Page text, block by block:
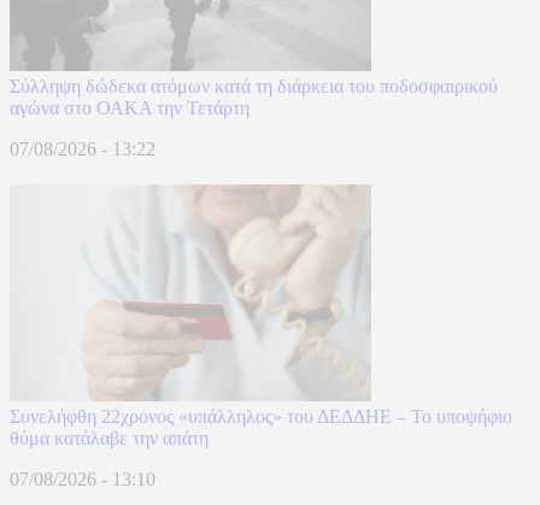
Σύλληψη δώδεκα ατόμων κατά τη διάρκεια του ποδοσφαιρικού
αγώνα στο ΟΑΚΑ την Τετάρτη
07/08/2026 - 13:22
Συνελήφθη 22χρονος «υπάλληλος» του ΔΕΔΔΗΕ – Το υποψήφιο
θύμα κατάλαβε την απάτη
07/08/2026 - 13:10